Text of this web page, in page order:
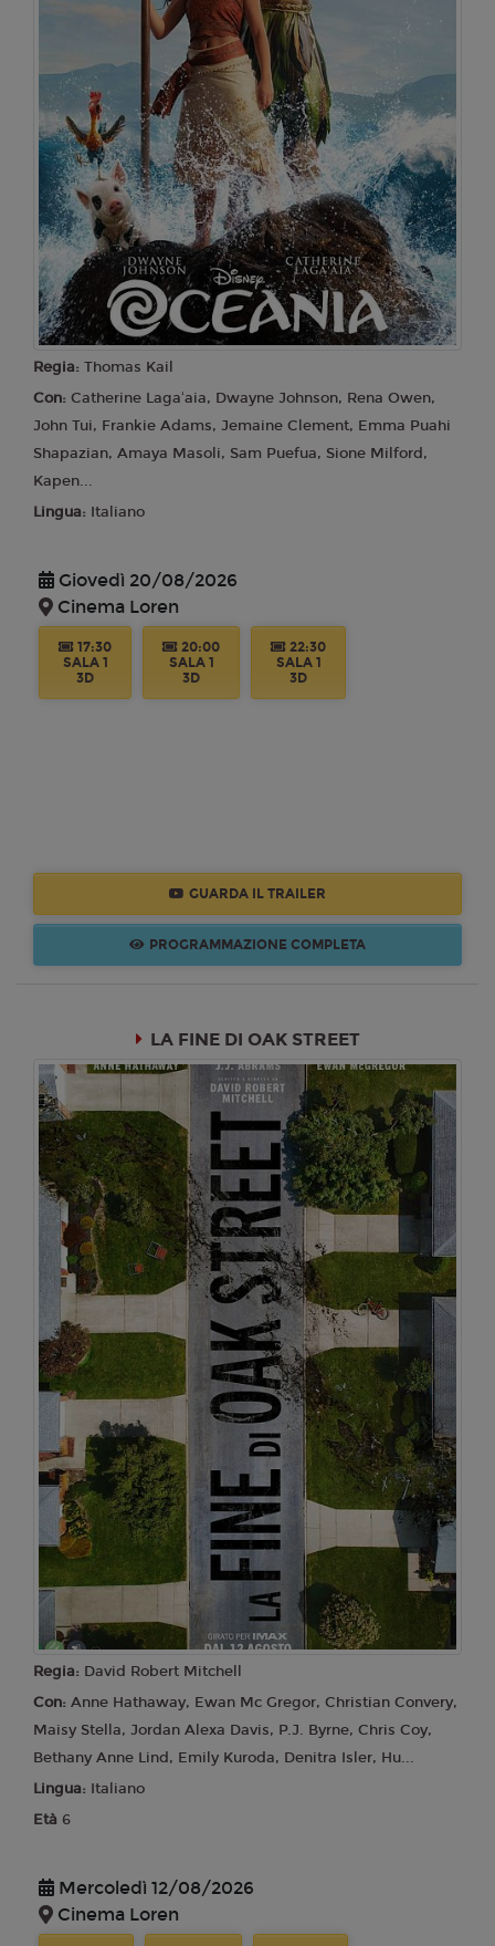
Regia: Thomas Kail
Con: Catherine Lagaʻaia, Dwayne Johnson, Rena Owen,
John Tui, Frankie Adams, Jemaine Clement, Emma Puahi
Shapazian, Amaya Masoli, Sam Puefua, Sione Milford,
Kapen...
Lingua: Italiano
Giovedì 20/08/2026
Cinema Loren
17:30
SALA 1
3D
20:00
SALA 1
3D
22:30
SALA 1
3D
GUARDA IL TRAILER
PROGRAMMAZIONE COMPLETA
LA FINE DI OAK STREET
Regia: David Robert Mitchell
Con: Anne Hathaway, Ewan Mc Gregor, Christian Convery,
Maisy Stella, Jordan Alexa Davis, P.J. Byrne, Chris Coy,
Bethany Anne Lind, Emily Kuroda, Denitra Isler, Hu...
Lingua: Italiano
Età 6
Mercoledì 12/08/2026
Cinema Loren